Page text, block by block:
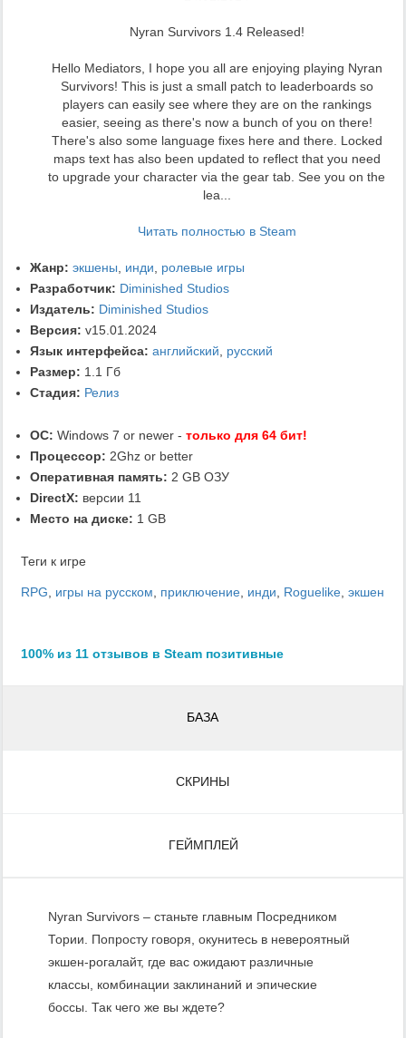
Nyran Survivors 1.4 Released!
Hello Mediators, I hope you all are enjoying playing Nyran
Survivors! This is just a small patch to leaderboards so
players can easily see where they are on the rankings
easier, seeing as there's now a bunch of you on there!
There's also some language fixes here and there. Locked
maps text has also been updated to reflect that you need
to upgrade your character via the gear tab. See you on the
lea...
Читать полностью в Steam
Жанр: экшены, инди, ролевые игры
Разработчик: Diminished Studios
Издатель: Diminished Studios
Версия: v15.01.2024
Язык интерфейса: английский, русский
Размер: 1.1 Гб
Стадия: Релиз
ОС: Windows 7 or newer - только для 64 бит!
Процессор: 2Ghz or better
Оперативная память: 2 GB ОЗУ
DirectX: версии 11
Место на диске: 1 GB
Теги к игре
RPG, игры на русском, приключение, инди, Roguelike, экшен
100% из 11 отзывов в Steam позитивные
БАЗА
СКРИНЫ
ГЕЙМПЛЕЙ
Nyran Survivors – станьте главным Посредником
Тории. Попросту говоря, окунитесь в невероятный
экшен-рогалайт, где вас ожидают различные
классы, комбинации заклинаний и эпические
боссы. Так чего же вы ждете?